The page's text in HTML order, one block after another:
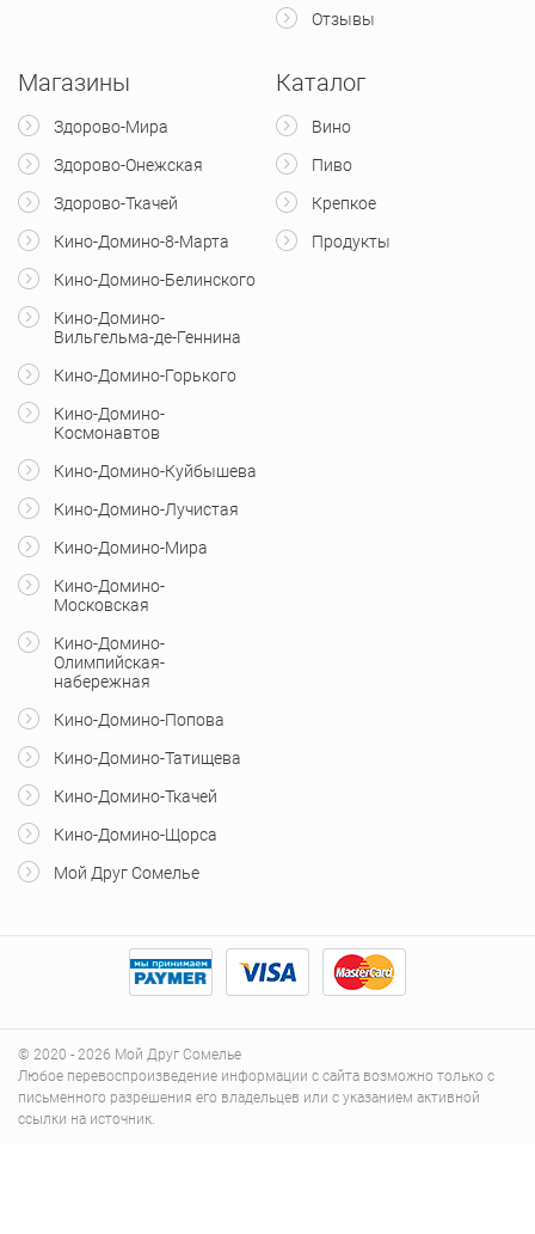
Отзывы
Магазины
Здорово-Мира
Здорово-Онежская
Здорово-Ткачей
Кино-Домино-8-Марта
Кино-Домино-Белинского
Кино-Домино-
Вильгельма-де-Геннина
Кино-Домино-Горького
Кино-Домино-
Космонавтов
Кино-Домино-Куйбышева
Кино-Домино-Лучистая
Кино-Домино-Мира
Кино-Домино-
Московская
Кино-Домино-
Олимпийская-
набережная
Кино-Домино-Попова
Кино-Домино-Татищева
Кино-Домино-Ткачей
Кино-Домино-Щорса
Мой Друг Сомелье
Каталог
Вино
Пиво
Крепкое
Продукты
© 2020 - 2026 Мой Друг Сомелье
Любое перевоспроизведение информации с сайта возможно только с
письменного разрешения его владельцев или с указанием активной
ссылки на источник.